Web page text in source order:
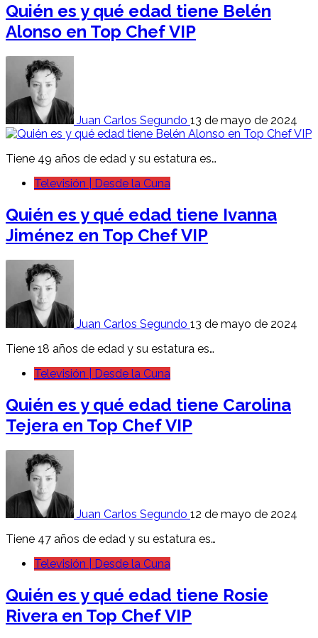
Quién es y qué edad tiene Belén
Alonso en Top Chef VIP
Juan Carlos Segundo 13 de mayo de 2024
Tiene 49 años de edad y su estatura es…
Televisión | Desde la Cuna
Quién es y qué edad tiene Ivanna
Jiménez en Top Chef VIP
Juan Carlos Segundo 13 de mayo de 2024
Tiene 18 años de edad y su estatura es…
Televisión | Desde la Cuna
Quién es y qué edad tiene Carolina
Tejera en Top Chef VIP
Juan Carlos Segundo 12 de mayo de 2024
Tiene 47 años de edad y su estatura es…
Televisión | Desde la Cuna
Quién es y qué edad tiene Rosie
Rivera en Top Chef VIP